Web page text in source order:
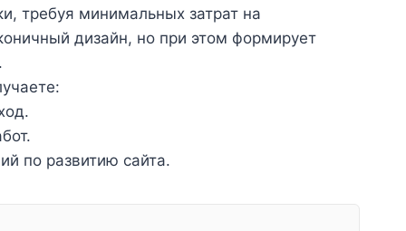
требуя минимальных затрат на
дизайн, но при этом формирует
по развитию сайта.